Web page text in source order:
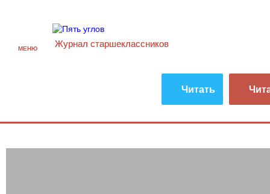
МЕНЮ Журнал старшекласcников
Читать